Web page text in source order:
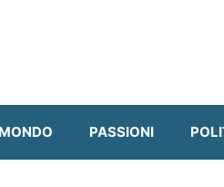
MONDO PASSIONI